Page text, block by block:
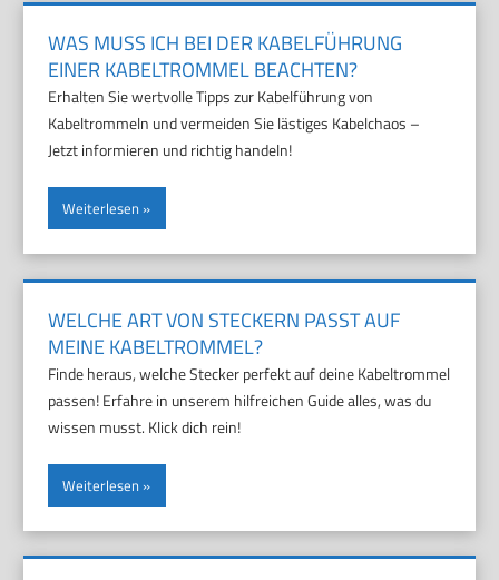
WAS MUSS ICH BEI DER KABELFÜHRUNG
EINER KABELTROMMEL BEACHTEN?
Erhalten Sie wertvolle Tipps zur Kabelführung von
Kabeltrommeln und vermeiden Sie lästiges Kabelchaos –
Jetzt informieren und richtig handeln!
Weiterlesen
WELCHE ART VON STECKERN PASST AUF
MEINE KABELTROMMEL?
Finde heraus, welche Stecker perfekt auf deine Kabeltrommel
passen! Erfahre in unserem hilfreichen Guide alles, was du
wissen musst. Klick dich rein!
Weiterlesen